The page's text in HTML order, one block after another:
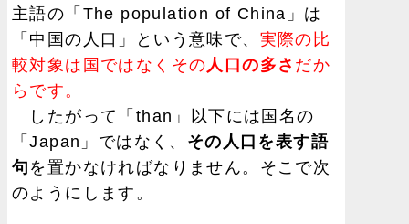
主語の「The population of China」は
「中国の人口」という意味で、 実際の比
較対象は国ではなくその人口の多さ だか
らです。
したがって「than」以下には国名の
「Japan」ではなく、 その人口を表す語
句 を置かなければなりません。そこで次
のようにします。